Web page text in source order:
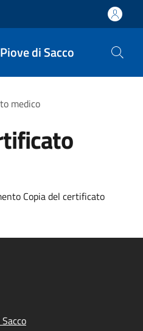
di Sacco
medico
Copia del certificato